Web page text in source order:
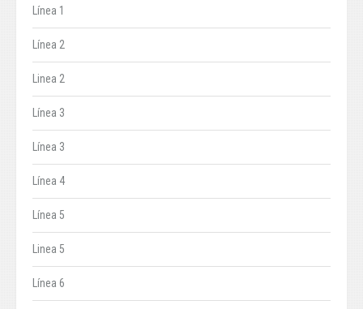
Línea 1
Línea 2
Linea 2
Línea 3
Línea 3
Línea 4
Línea 5
Linea 5
Línea 6